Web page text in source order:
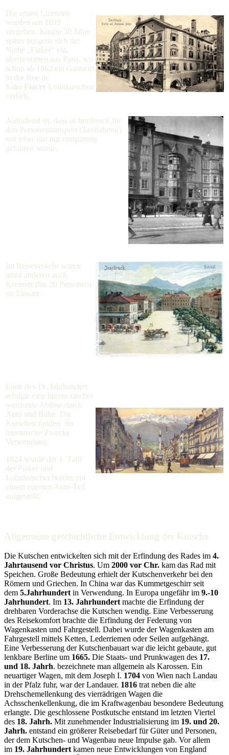
Die ersten Lizenzen
wurden um 1693
vergeben. Knapp 30 Jahre
später bürgerte sich der
Name „Fiaker“ ein,
übernommen aus Paris, wo
schon ab 1662 ein Gastwirt
in der Rue de
Saint Fiacre Lohnkutschen
verlieh.
Auffallend ist, dass in Innsbruck für
den Personentransport (Taxifahrten)
seit jeher fast nur einspännig
gefahren wurde.
Im Reiseverkehr waren
unter anderen auch
Kremser (bis 20 Personen)
im Einsatz .
Ende des 19. Jahrhundert
erfolgte eine immer rascher
werdende Ablöse durch
Auto und Bahn. Die
Kutschen fanden für
touristische Zwecke
Verwendung.
1924 wurde der 1. Tarif
der Fiaker und
Lohnkutscher bereits mit
einem eigenen Auto-Teil
ausgestellt.
Allgemeine geschichtliche Entwicklung der Kutsche
Die Kutschen entwickelten sich mit der Erfindung des Rades im 4.
Jahrtausend vor Christus. Um 2000 vor Chr. kam das Rad mit
Speichen. Große Bedeutung erhielt der Kutschenverkehr bei den
Römern und Griechen. In China war das Kummetgeschirr seit
dem 5.Jahrhundert in Verwendung. In Europa ungefähr im 9.-10
Jahrhundert. Im 13. Jahrhundert machte die Erfindung der
drehbaren Vorderachse die Kutschen wendig. Eine Verbesserung
des Reisekomfort brachte die Erfindung der Federung von
Wagenkasten und Fahrgestell. Dabei wurde der Wagenkasten am
Fahrgestell mittels Ketten, Lederriemen oder Seilen aufgehängt.
Eine Verbesserung der Kutschenbauart war die leicht gebaute, gut
lenkbare Berline um 1665. Die Staats- und Prunkwagen des 17.
und 18. Jahrh. bezeichnete man allgemein als Karossen. Ein
neuartiger Wagen, mit dem Joseph I. 1704 von Wien nach Landau
in der Pfalz fuhr, war der Landauer. 1816 trat neben die alte
Drehschemellenkung des vierrädrigen Wagen die
Achsschenkellenkung, die im Kraftwagenbau besondere Bedeutung
erlangte. Die geschlossene Postkutsche entstand im letzten Viertel
des 18. Jahrh. Mit zunehmender Industrialisierung im 19. und 20.
Jahrh. entstand ein größerer Reisebedarf für Güter und Personen,
der dem Kutschen- und Wagenbau neue Impulse gab. Vor allem
im 19. Jahrhundert kamen neue Entwicklungen von England